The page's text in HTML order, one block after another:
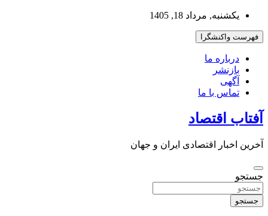
بروید
یکشنبه, مرداد 18, 1405
فهرست واکنشگرا
درباره ما
بازنشر
آگهی
تماس با ما
آفتاب اقتصاد
آخرین اخبار اقتصادی ایران و جهان
جستجو
جستجو